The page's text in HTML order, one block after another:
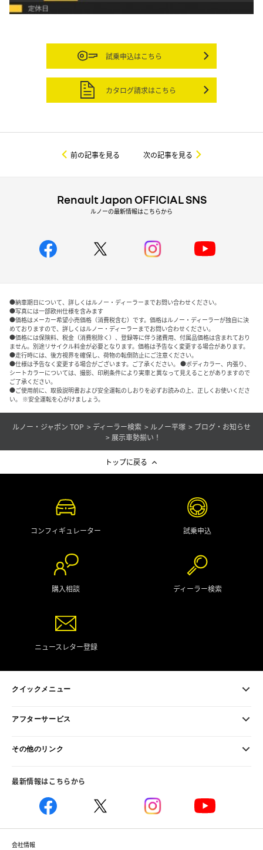
試乗申込はこちら
カタログ請求はこちら
前の記事を見る 次の記事を見る
Renault Japon OFFICIAL SNS
ルノーの最新情報はこちらから
●納車期日について、詳しくはルノー・ディーラーまでお問い合わせください。
●写真には一部欧州仕様を含みます
●価格はメーカー希望小売価格（消費税含む）です。価格はルノー・ディーラーが独自に決
めておりますので、詳しくはルノー・ディーラーまでお問い合わせください。
●価格には保険料、税金（消費税除く）、登録等に伴う諸費用、付属品価格は含まれており
ません。別途リサイクル料金が必要となります。価格は予告なく変更する場合があります。
●走行時には、後方視界を確保し、荷物の転倒防止にご注意ください。
●仕様は予告なく変更する場合がございます。ご了承ください。 ●ボディカラー、内張り、
シートカラーについては、撮影、印刷条件により実車と異なって見えることがありますので
ご了承ください。
●ご使用前に、取扱説明書および安全運転のしおりを必ずお読みの上、正しくお使いくださ
い。 ※安全運転を心がけましょう。
ルノー・ジャポン TOP ディーラー検索 ルノー平塚
ブログ・お知らせ
展示車勢揃い！
トップに戻る
コンフィギュレーター 試乗申込
購入相談 ディーラー検索
ニュースレター登録
クイックメニュー
アフターサービス
その他のリンク
最新情報はこちらから
会社情報